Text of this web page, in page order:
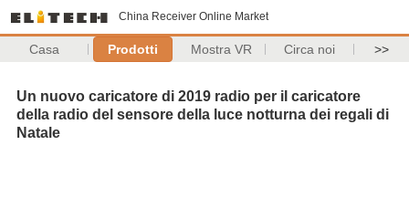
China Receiver Online Market
Casa Prodotti Mostra VR Circa noi >>
Un nuovo caricatore di 2019 radio per il caricatore
della radio del sensore della luce notturna dei regali di
Natale